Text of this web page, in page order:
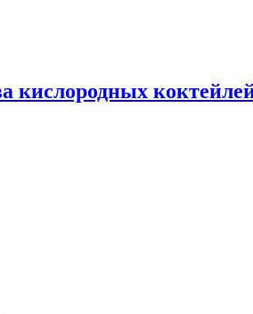
кислородных